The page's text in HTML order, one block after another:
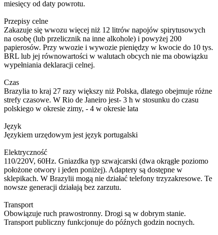
miesięcy od daty powrotu.
Przepisy celne
Zakazuje się wwozu więcej niż 12 litrów napojów spirytusowych
na osobę (lub przelicznik na inne alkohole) i powyżej 200
papierosów. Przy wwozie i wywozie pieniędzy w kwocie do 10 tys.
BRL lub jej równowartości w walutach obcych nie ma obowiązku
wypełniania deklaracji celnej.
Czas
Brazylia to kraj 27 razy większy niż Polska, dlatego obejmuje różne
strefy czasowe. W Rio de Janeiro jest- 3 h w stosunku do czasu
polskiego w okresie zimy, - 4 w okresie lata
Język
Językiem urzędowym jest język portugalski
Elektryczność
110/220V, 60Hz. Gniazdka typ szwajcarski (dwa okrągłe poziomo
położone otwory i jeden poniżej). Adaptery są dostępne w
sklepikach. W Brazylii mogą nie działać telefony trzyzakresowe. Te
nowsze generacji działają bez zarzutu.
Transport
Obowiązuje ruch prawostronny. Drogi są w dobrym stanie.
Transport publiczny funkcjonuje do późnych godzin nocnych.